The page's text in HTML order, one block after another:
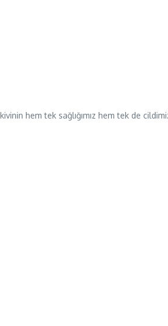
hem tek sağlığımız hem tek de